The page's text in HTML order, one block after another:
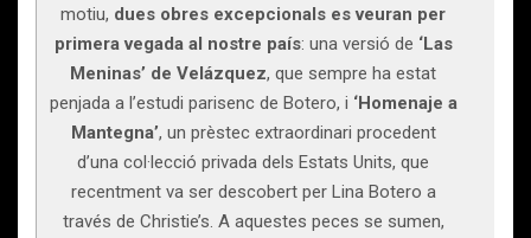
motiu, dues obres excepcionals es veuran per
primera vegada al nostre país: una versió de ‘Las
Meninas’ de Velázquez, que sempre ha estat
penjada a l’estudi parisenc de Botero, i ‘Homenaje a
Mantegna’, un prèstec extraordinari procedent
d’una col·lecció privada dels Estats Units, que
recentment va ser descobert per Lina Botero a
través de Christie’s. A aquestes peces se sumen,